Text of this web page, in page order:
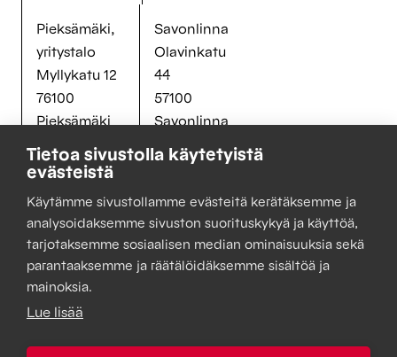
Tietoa sivustolla käytetyistä
evästeistä
Käytämme sivustollamme evästeitä kerätäksemme ja
analysoidaksemme sivuston suorituskykyä ja käyttöä,
tarjotaksemme sosiaalisen median ominaisuuksia sekä
parantaaksemme ja räätälöidäksemme sisältöä ja
mainoksia.
Lue lisää
Pieksämäki,
yritystalo
Myllykatu 12
76100
Pieksämäki
Savonlinna
Olavinkatu
44
57100
Savonlinna
Tietosuojaseloste
Muuta evästeitä